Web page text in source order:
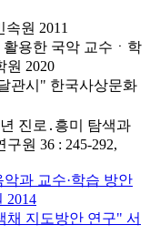
원 2011
용한 국악 교수ㆍ학
원 2020
관시" 한국사상문화
진로․흥미 탐색과
원 36 : 245-292,
과 교수·학습 방안
2014
채 지도방안 연구" 서